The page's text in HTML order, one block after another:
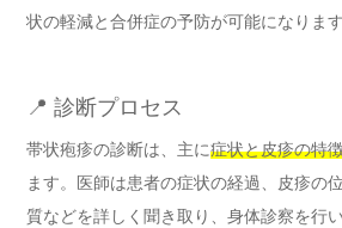
状の軽減と合併症の予防が可能になります
📍 診断プロセス
帯状疱疹の診断は、主に症状と皮疹の特
ます。医師は患者の症状の経過、皮疹の
質などを詳しく聞き取り、身体診察を行い